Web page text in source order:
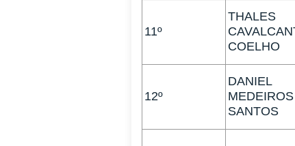
11º
THALES
COELHO
12º
DANIEL
MEDEIROS
SANTOS